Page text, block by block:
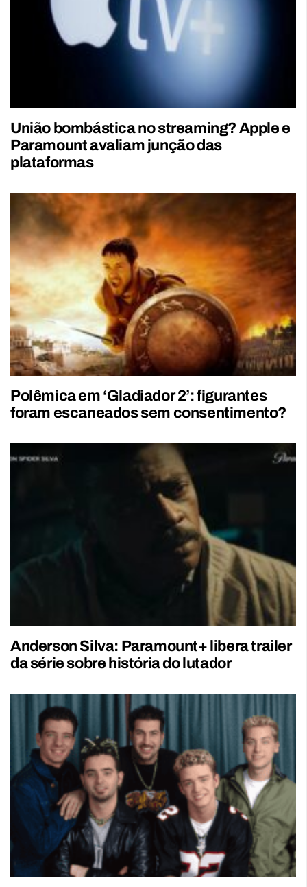
União bombástica no streaming? Apple e
Paramount avaliam junção das
plataformas
Polêmica em ‘Gladiador 2’: figurantes
foram escaneados sem consentimento?
Anderson Silva: Paramount+ libera trailer
da série sobre história do lutador